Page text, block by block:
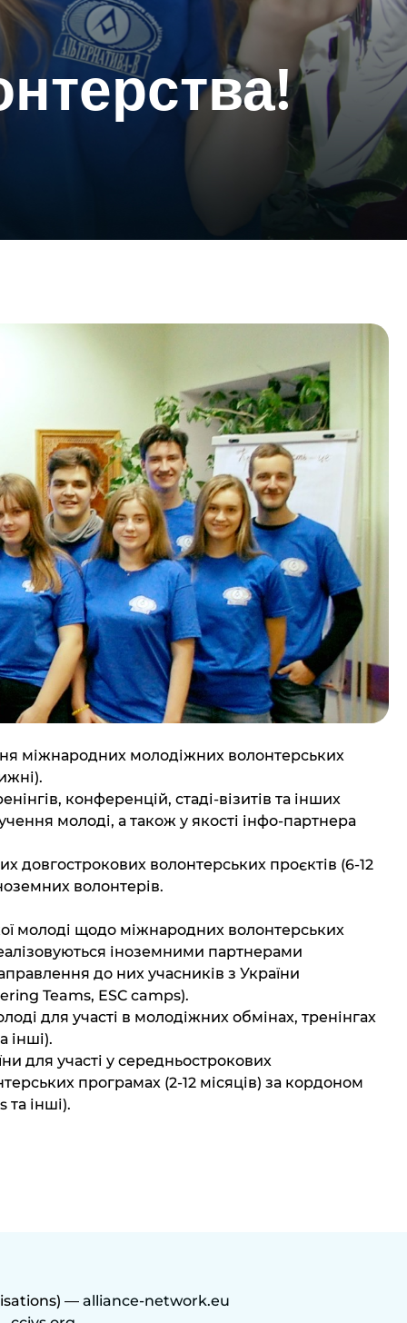
міжнародних молодіжних волонтерських
конференцій, стаді-візитів та інших
молоді, а також у якості інфо-партнера
довгострокових волонтерських проєктів (6-12
волонтерів.
молоді щодо міжнародних волонтерських
іноземними партнерами
до них учасників з України
Teams, ESC camps).
для участі в молодіжних обмінах, тренінгах
інші).
для участі у середньострокових
програмах (2-12 місяців) за кордоном
інші).
— alliance-network.eu